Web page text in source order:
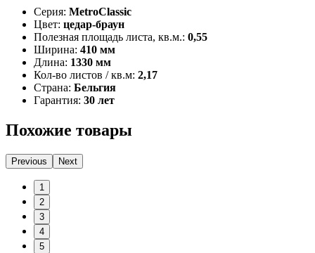
Серия: MetroClassic
Цвет: цедар-браун
Полезная площадь листа, кв.м.: 0,55
Ширина: 410 мм
Длина: 1330 мм
Кол-во листов / кв.м: 2,17
Страна: Бельгия
Гарантия: 30 лет
Похожие товары
Previous Next
1
2
3
4
5